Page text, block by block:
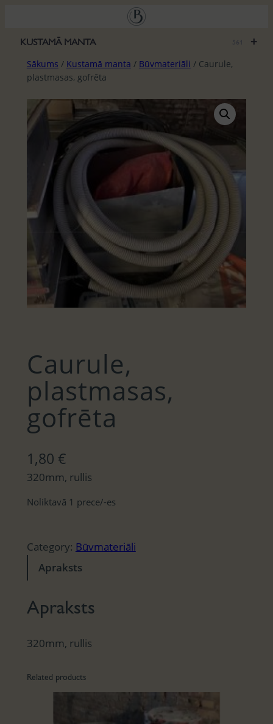
saturu
+
KUSTAMĀ MANTA
Sākums / Kustamā manta / Būvmateriāli / Caurule,
plastmasas, gofrēta
Caurule,
plastmasas,
gofrēta
1,80 €
320mm, rullis
Noliktavā 1 prece/-es
Category: Būvmateriāli
Apraksts
Apraksts
320mm, rullis
Related products